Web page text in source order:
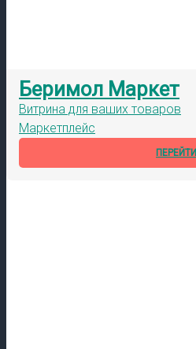
Беримол Маркет
Витрина для ваших товаров
Маркетплейс
ПЕРЕЙТИ